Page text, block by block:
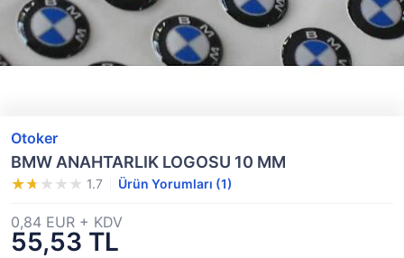
Otoker
BMW ANAHTARLIK LOGOSU 10 MM
1.7 Ürün Yorumları (1)
55,53 TL
0,84 EUR + KDV